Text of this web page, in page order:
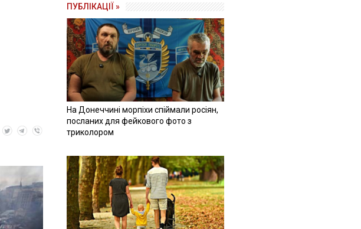
ПУБЛІКАЦІЇ »
На Донеччині морпіхи спіймали росіян,
посланих для фейкового фото з
триколором